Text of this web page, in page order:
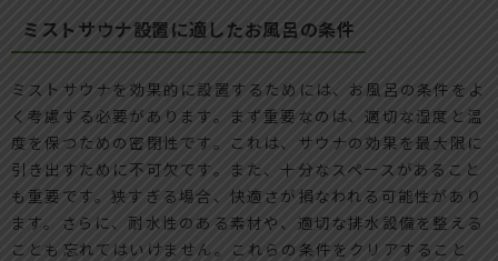
ミストサウナ設置に適したお風呂の条件
ミストサウナを効果的に設置するためには、お風呂の条件をよ
く考慮する必要があります。まず重要なのは、適切な湿度と温
度を保つための密閉性です。これは、サウナの効果を最大限に
引き出すために不可欠です。また、十分なスペースがあること
も重要です。狭すぎる場合、快適さが損なわれる可能性があり
ます。さらに、耐水性のある素材や、適切な排水設備を整える
ことも忘れてはいけません。これらの条件をクリアすること